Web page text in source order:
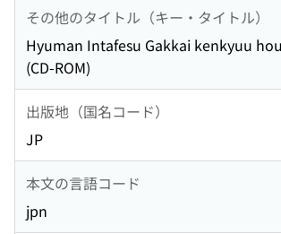
その他のタイトル（キー・タイトル）
Hyuman Intafesu Gakkai kenkyuu
(CD-ROM)
出版地（国名コード）
JP
本文の言語コード
jpn